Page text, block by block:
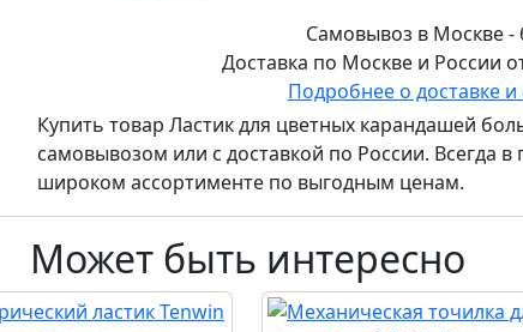
Самовывоз в Москве -
Доставка по Москве и России
Подробнее о доставке
Купить товар Ластик для цветных карандашей
самовывозом или с доставкой по России. Всегда
широком ассортименте по выгодным ценам.
Может быть интересно